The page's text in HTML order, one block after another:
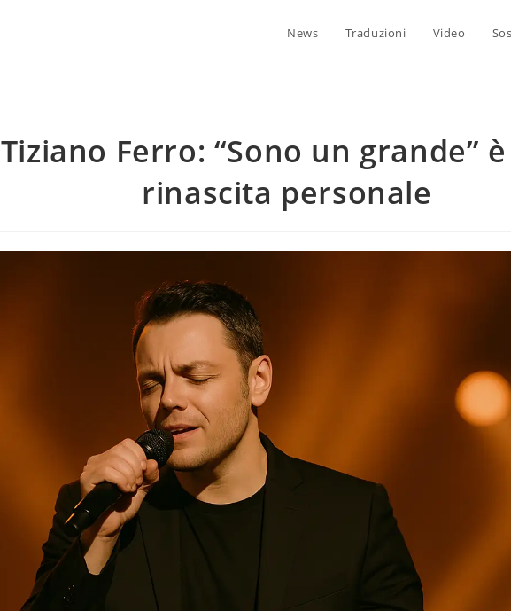
News Traduzioni Video
Tiziano Ferro: “Sono un grande”
rinascita personale